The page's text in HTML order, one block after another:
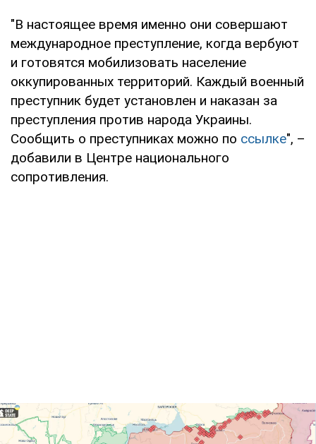
"В настоящее время именно они совершают
международное преступление, когда вербуют
и готовятся мобилизовать население
оккупированных территорий. Каждый военный
преступник будет установлен и наказан за
преступления против народа Украины.
Сообщить о преступниках можно по ссылке", –
добавили в Центре национального
сопротивления.